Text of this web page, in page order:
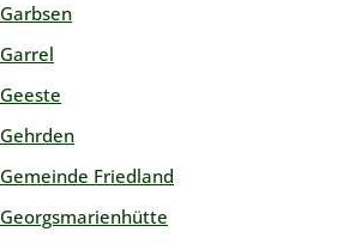
Friedland